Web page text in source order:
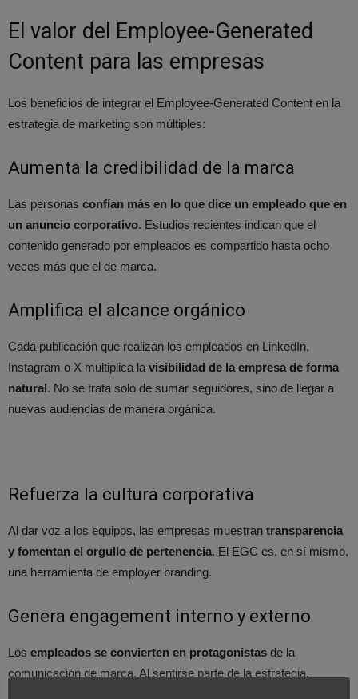
El valor del Employee-Generated
Content para las empresas
Los beneficios de integrar el Employee-Generated Content en la
estrategia de marketing son múltiples:
Aumenta la credibilidad de la marca
Las personas confían más en lo que dice un empleado que en
un anuncio corporativo. Estudios recientes indican que el
contenido generado por empleados es compartido hasta ocho
veces más que el de marca.
Amplifica el alcance orgánico
Cada publicación que realizan los empleados en LinkedIn,
Instagram o X multiplica la visibilidad de la empresa de forma
natural. No se trata solo de sumar seguidores, sino de llegar a
nuevas audiencias de manera orgánica.
Refuerza la cultura corporativa
Al dar voz a los equipos, las empresas muestran transparencia
y fomentan el orgullo de pertenencia. El EGC es, en sí mismo,
una herramienta de employer branding.
Genera engagement interno y externo
Los empleados se convierten en protagonistas de la
comunicación de marca. Al sentirse parte de la estrategia,